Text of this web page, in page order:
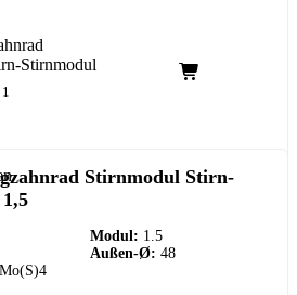
Stirnmodul
Stirnmodul Stirn-
Modul: 1.5
Außen-Ø: 48